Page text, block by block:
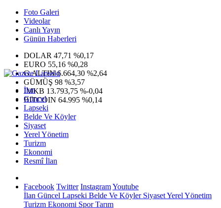
Foto Galeri
Videolar
Canlı Yayın
Günün Haberleri
DOLAR 47,71 %0,17
EURO 55,16 %0,28
G.ALTIN6.664,30 %2,64
GÜMÜŞ 98 %3,57
IMKB 13.793,75 %-0,04
BITCOIN 64.995 %0,14
İlan
Güncel
Lapseki
Belde Ve Köyler
Siyaset
Yerel Yönetim
Turizm
Ekonomi
Resmî İlan
Facebook Twitter InstagramYoutube
İlan Güncel Lapseki Belde Ve KöylerSiyasetYerel Yönetim
Turizm Ekonomi SporTarım